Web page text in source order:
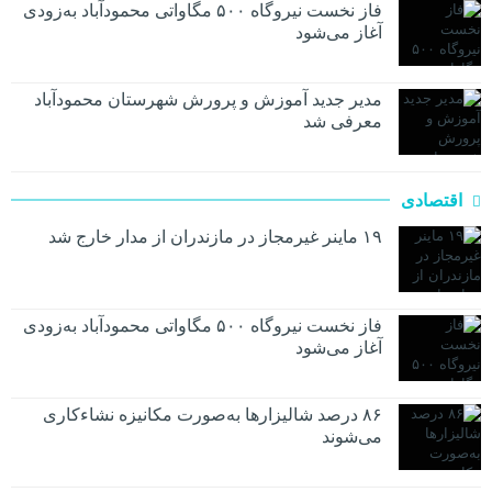
فاز نخست نیروگاه ۵۰۰ مگاواتی محمودآباد به‌زودی
آغاز می‌شود
مدیر جدید آموزش و پرورش شهرستان محمودآباد
معرفی شد
اقتصادی
۱۹ ماینر غیرمجاز در مازندران از مدار خارج شد
فاز نخست نیروگاه ۵۰۰ مگاواتی محمودآباد به‌زودی
آغاز می‌شود
۸۶ درصد شالیزارها به‌صورت مکانیزه نشاءکاری
می‌شوند